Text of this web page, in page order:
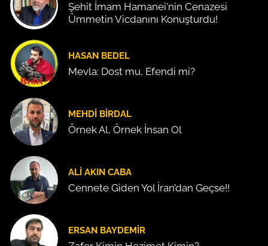
Şehit İmam Hamanei'nin Cenazesi
Ümmetin Vicdanını Konuşturdu!
HASAN BEDEL
Mevla: Dost mu, Efendi mi?
MEHDI BIRDAL
Örnek Al, Örnek İnsan Ol
ALI AKIN CABA
Cennete Giden Yol İran’dan Geçse!!
ERSAN BAYDEMIR